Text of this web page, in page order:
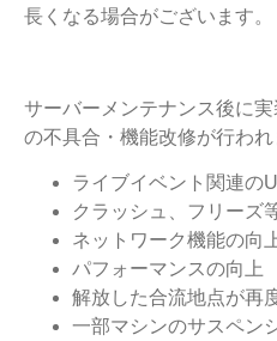
長くなる場合がございます。
サーバーメンテナンス後に
の不具合・機能改修が行われ
ライブイベント関連の
クラッシュ、フリーズ
ネットワーク機能の向
パフォーマンスの向上
解放した合流地点が再
一部マシンのサスペン